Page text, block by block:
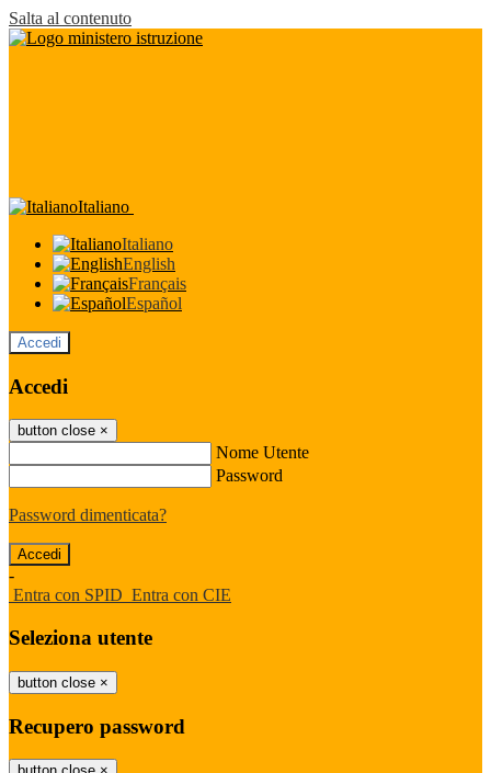
Salta al contenuto
Italiano
Italiano
English
Français
Español
Accedi
Accedi
button close ×
Nome Utente
Password
Password dimenticata?
-
Entra con SPID Entra con CIE
Seleziona utente
button close ×
Recupero password